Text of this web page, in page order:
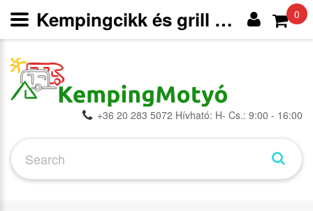
+36 20 283 5072 Hívható: H- Cs.: 9:00 - 16:00
0
Kempingcikk és grill webáruház